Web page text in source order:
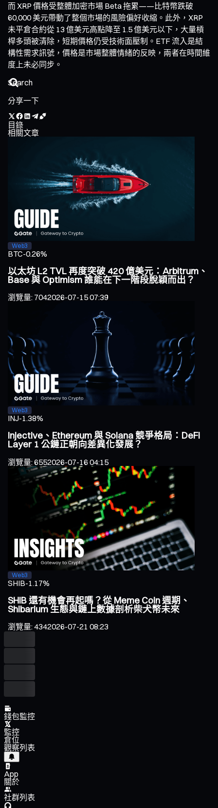
而 XRP 價格受整體加密市場 Beta 拖累——比特幣跌破
60,000 美元帶動了整個市場的風險偏好收縮。此外，XRP
未平倉合約從 13 億美元高點降至 1.5 億美元以下，大量槓
桿多頭被清除，短期價格仍受技術面壓制。ETF 流入是結
構性需求訊號，價格是市場整體情緒的反映，兩者在時間維
度上未必同步。
分享一下
目錄
相關文章
Web3
BTC-0.26%
以太坊 L2 TVL 再度突破 420 億美元：Arbitrum、
Base 與 Optimism 誰能在下一階段脫穎而出？
瀏覽量: 7042026-07-15 07:39
Web3
INJ-1.38%
Injective、Ethereum 與 Solana 競爭格局：DeFi
Layer 1 公鏈正朝向差異化發展？
瀏覽量:6552026-07-16 04:15
Web3
SHIB-1.17%
SHIB 還有機會再起嗎？從 Meme Coin 週期、
Shibarium 生態與鏈上數據剖析柴犬幣未來
瀏覽量:4342026-07-21 08:23
錢包監控
監控
倉位
觀察列表
App
關於
社群列表